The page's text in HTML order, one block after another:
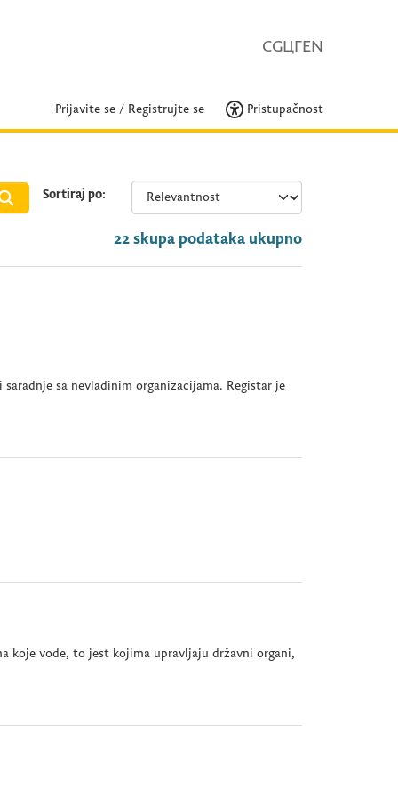
CGЦГEN
Prijavite se / Registrujte se Pristupačnost
Sortiraj po
22 skupa podataka ukupno
sa nevladinim organizacijama. Registar je
koje vode, to jest kojima upravljaju državni organi,